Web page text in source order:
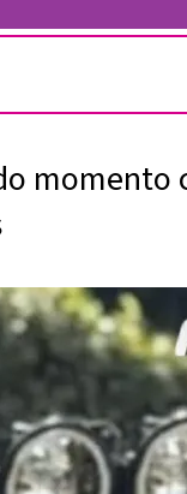
momento